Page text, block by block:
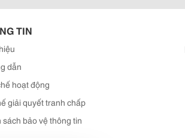
TIN
dẫn
hoạt động
giải quyết tranh chấp
sách bảo vệ thông tin